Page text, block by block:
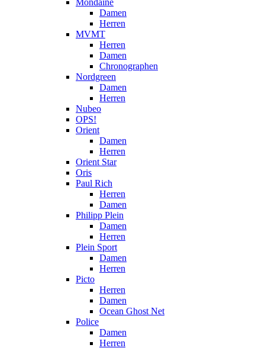
Mondaine
Damen
Herren
MVMT
Herren
Damen
Chronographen
Nordgreen
Damen
Herren
Nubeo
OPS!
Orient
Damen
Herren
Orient Star
Oris
Paul Rich
Herren
Damen
Philipp Plein
Damen
Herren
Plein Sport
Damen
Herren
Picto
Herren
Damen
Ocean Ghost Net
Police
Damen
Herren